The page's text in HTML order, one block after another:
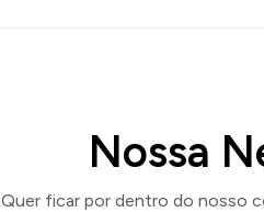
Nossa
Quer ficar por dentro do nosso